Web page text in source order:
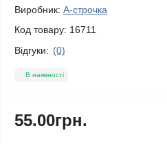
Виробник: А-строчка
Код товару: 16711
Відгуки: (0)
В наявності
55.00грн.